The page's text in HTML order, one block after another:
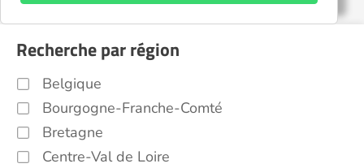
Recherche par région
Belgique
Bourgogne-Franche-Comté
Bretagne
Centre-Val de Loire